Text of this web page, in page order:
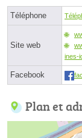
Téléphone
Site web
ines-
Facebook
Plan et